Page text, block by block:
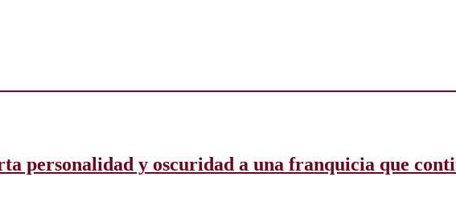
personalidad y oscuridad a una franquicia que